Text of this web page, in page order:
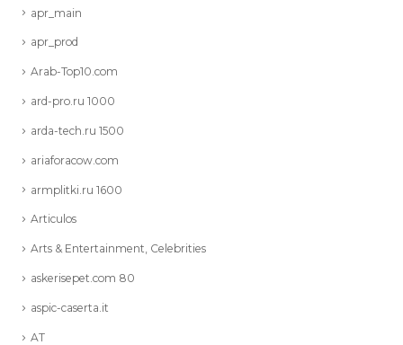
apr_main
apr_prod
Arab-Top10.com
ard-pro.ru 1000
arda-tech.ru 1500
ariaforacow.com
armplitki.ru 1600
Articulos
Arts & Entertainment, Celebrities
askerisepet.com 80
aspic-caserta.it
AT